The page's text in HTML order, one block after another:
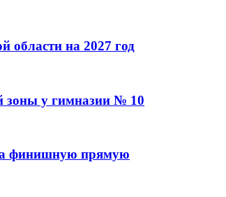
области на 2027 год
зоны у гимназии № 10
финишную прямую